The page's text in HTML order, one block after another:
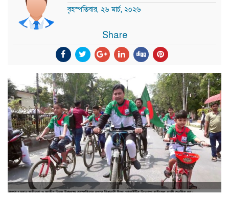
বৃহস্পতিবার, ২৬ মার্চ, ২০২৬
Share